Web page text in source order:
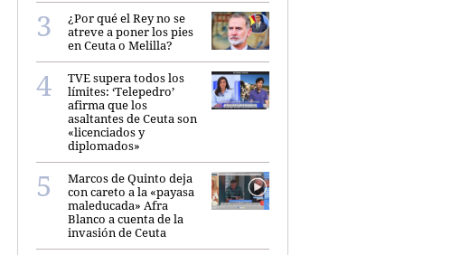
¿Por qué el Rey no se
atreve a poner los pies
en Ceuta o Melilla?
TVE supera todos los
límites: ‘Telepedro’
afirma que los
asaltantes de Ceuta son
«licenciados y
diplomados»
Marcos de Quinto deja
con careto a la «payasa
maleducada» Afra
Blanco a cuenta de la
invasión de Ceuta